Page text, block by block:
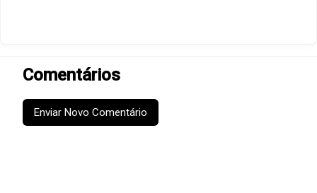
Comentários
Enviar Novo Comentário